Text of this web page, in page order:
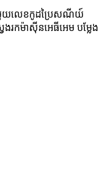
ជាមួយលេខកូដប្រៃសណីយ៍
ងរកម៉ាស៊ីនអេធីអេម បម្លែង